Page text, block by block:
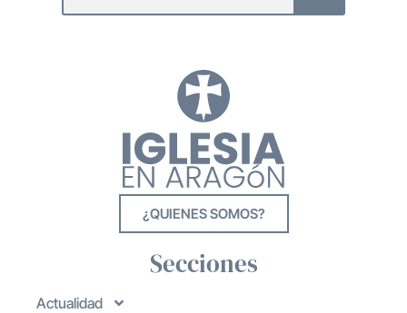
¿QUIENES SOMOS?
Secciones
Actualidad